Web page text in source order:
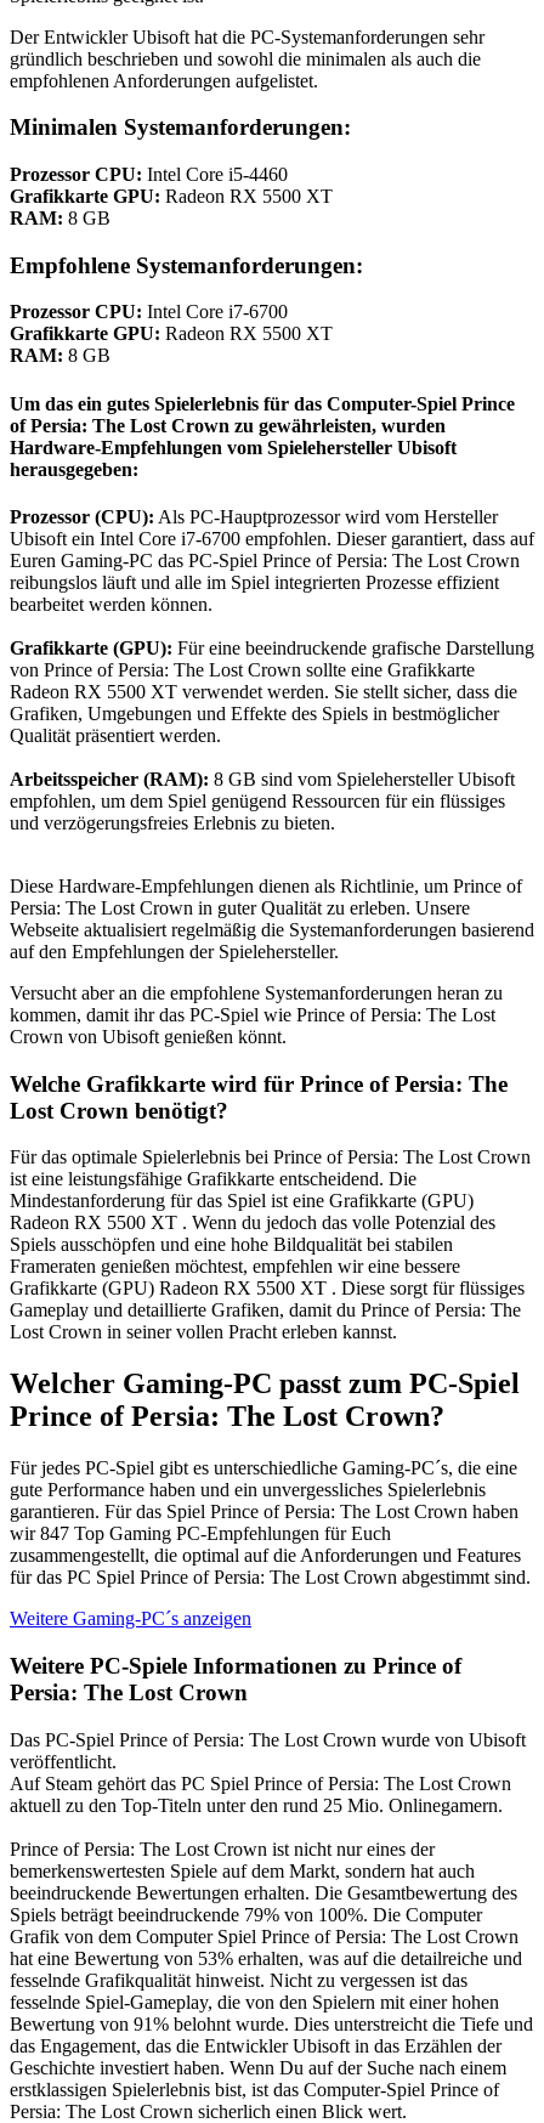
Der Entwickler Ubisoft hat die PC-Systemanforderungen sehr
gründlich beschrieben und sowohl die minimalen als auch die
empfohlenen Anforderungen aufgelistet.
Minimalen Systemanforderungen:
Prozessor CPU: Intel Core i5-4460
Grafikkarte GPU: Radeon RX 5500 XT
RAM: 8 GB
Empfohlene Systemanforderungen:
Prozessor CPU: Intel Core i7-6700
Grafikkarte GPU: Radeon RX 5500 XT
RAM: 8 GB
Um das ein gutes Spielerlebnis für das Computer-Spiel Prince
of Persia: The Lost Crown zu gewährleisten, wurden
Hardware-Empfehlungen vom Spielehersteller Ubisoft
herausgegeben:
Prozessor (CPU): Als PC-Hauptprozessor wird vom Hersteller
Ubisoft ein Intel Core i7-6700 empfohlen. Dieser garantiert, dass auf
Euren Gaming-PC das PC-Spiel Prince of Persia: The Lost Crown
reibungslos läuft und alle im Spiel integrierten Prozesse effizient
bearbeitet werden können.
Grafikkarte (GPU): Für eine beeindruckende grafische Darstellung
von Prince of Persia: The Lost Crown sollte eine Grafikkarte
Radeon RX 5500 XT verwendet werden. Sie stellt sicher, dass die
Grafiken, Umgebungen und Effekte des Spiels in bestmöglicher
Qualität präsentiert werden.
Arbeitsspeicher (RAM): 8 GB sind vom Spielehersteller Ubisoft
empfohlen, um dem Spiel genügend Ressourcen für ein flüssiges
und verzögerungsfreies Erlebnis zu bieten.
Diese Hardware-Empfehlungen dienen als Richtlinie, um Prince of
Persia: The Lost Crown in guter Qualität zu erleben. Unsere
Webseite aktualisiert regelmäßig die Systemanforderungen basierend
auf den Empfehlungen der Spielehersteller.
Versucht aber an die empfohlene Systemanforderungen heran zu
kommen, damit ihr das PC-Spiel wie Prince of Persia: The Lost
Crown von Ubisoft genießen könnt.
Welche Grafikkarte wird für Prince of Persia: The
Lost Crown benötigt?
Für das optimale Spielerlebnis bei Prince of Persia: The Lost Crown
ist eine leistungsfähige Grafikkarte entscheidend. Die
Mindestanforderung für das Spiel ist eine Grafikkarte (GPU)
Radeon RX 5500 XT . Wenn du jedoch das volle Potenzial des
Spiels ausschöpfen und eine hohe Bildqualität bei stabilen
Frameraten genießen möchtest, empfehlen wir eine bessere
Grafikkarte (GPU) Radeon RX 5500 XT . Diese sorgt für flüssiges
Gameplay und detaillierte Grafiken, damit du Prince of Persia: The
Lost Crown in seiner vollen Pracht erleben kannst.
Welcher Gaming-PC passt zum PC-Spiel
Prince of Persia: The Lost Crown?
Für jedes PC-Spiel gibt es unterschiedliche Gaming-PC´s, die eine
gute Performance haben und ein unvergessliches Spielerlebnis
garantieren. Für das Spiel Prince of Persia: The Lost Crown haben
wir 847 Top Gaming PC-Empfehlungen für Euch
zusammengestellt, die optimal auf die Anforderungen und Features
für das PC Spiel Prince of Persia: The Lost Crown abgestimmt sind.
Weitere Gaming-PC´s anzeigen
Weitere PC-Spiele Informationen zu Prince of
Persia: The Lost Crown
Das PC-Spiel Prince of Persia: The Lost Crown wurde von Ubisoft
veröffentlicht.
Auf Steam gehört das PC Spiel Prince of Persia: The Lost Crown
aktuell zu den Top-Titeln unter den rund 25 Mio. Onlinegamern.
Prince of Persia: The Lost Crown ist nicht nur eines der
bemerkenswertesten Spiele auf dem Markt, sondern hat auch
beeindruckende Bewertungen erhalten. Die Gesamtbewertung des
Spiels beträgt beeindruckende 79% von 100%. Die Computer
Grafik von dem Computer Spiel Prince of Persia: The Lost Crown
hat eine Bewertung von 53% erhalten, was auf die detailreiche und
fesselnde Grafikqualität hinweist. Nicht zu vergessen ist das
fesselnde Spiel-Gameplay, die von den Spielern mit einer hohen
Bewertung von 91% belohnt wurde. Dies unterstreicht die Tiefe und
das Engagement, das die Entwickler Ubisoft in das Erzählen der
Geschichte investiert haben. Wenn Du auf der Suche nach einem
erstklassigen Spielerlebnis bist, ist das Computer-Spiel Prince of
Persia: The Lost Crown sicherlich einen Blick wert.